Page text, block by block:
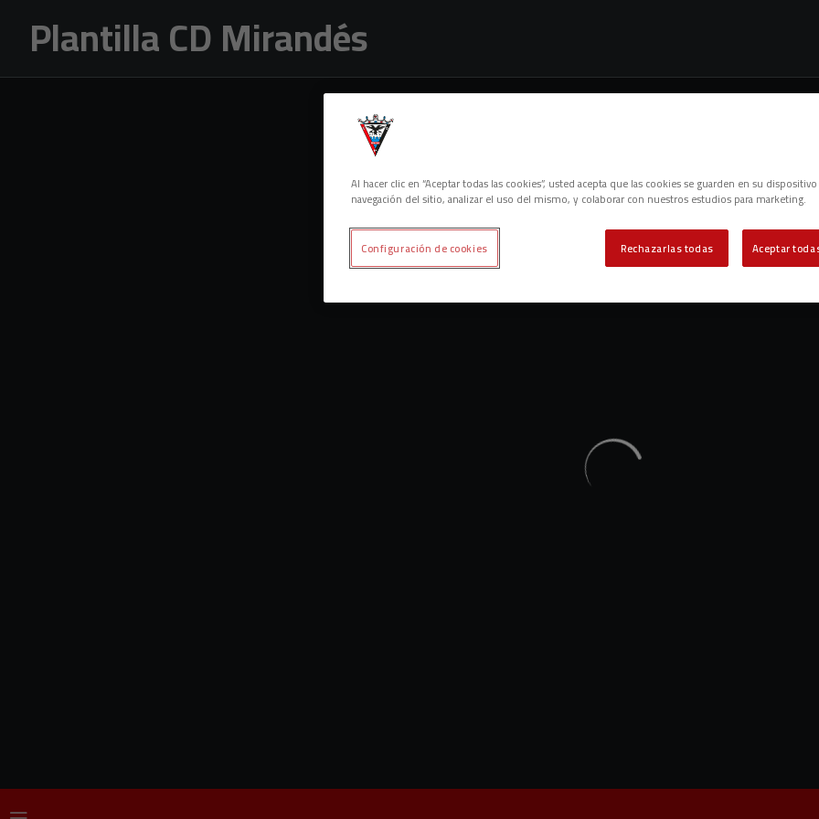
Plantilla CD Mirandés
Al hacer clic en “Aceptar todas las cookies”, usted acepta que las cookies se guarden en su
navegación del sitio, analizar el uso del mismo, y colaborar con nuestros estudios para marketing.
Rechazarlas todas Aceptar
Configuración de cookies